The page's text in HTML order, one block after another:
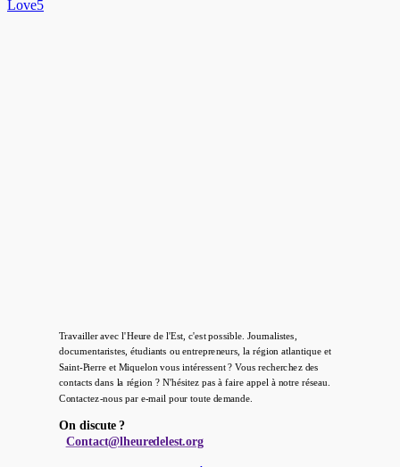
Love5
Travailler avec l'Heure de l'Est, c'est possible. Journalistes,
documentaristes, étudiants ou entrepreneurs, la région atlantique et
Saint-Pierre et Miquelon vous intéressent ? Vous recherchez des
contacts dans la région ? N'hésitez pas à faire appel à notre réseau.
Contactez-nous par e-mail pour toute demande.
On discute ?
Contact@lheuredelest.org